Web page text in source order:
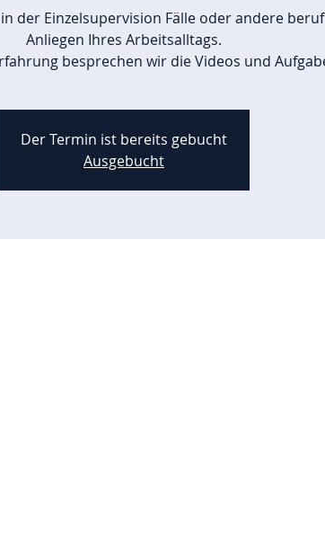
der Einzelsupervision Fälle oder andere
Anliegen Ihres Arbeitsalltags.
besprechen wir die Videos und
Der Termin ist bereits gebucht
Ausgebucht